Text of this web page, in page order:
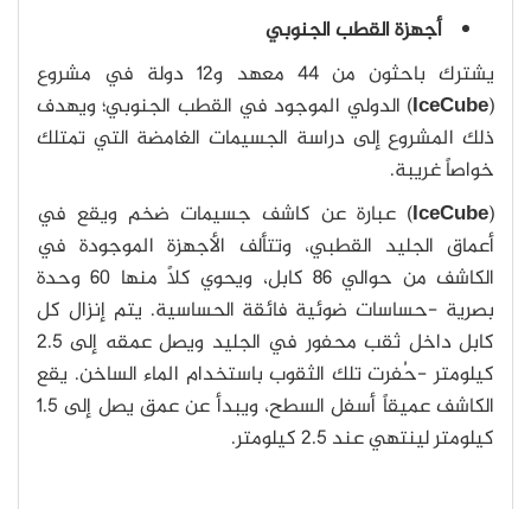
أجهزة القطب الجنوبي
يشترك باحثون من 44 معهد و12 دولة في مشروع
(
IceCube) الدولي الموجود في القطب الجنوبي؛ ويهدف
ذلك المشروع إلى دراسة الجسيمات الغامضة التي تمتلك
خواصاً غريبة.
(
IceCube) عبارة عن كاشف جسيمات ضخم ويقع في
أعماق الجليد القطبي، وتتألف الأجهزة الموجودة في
الكاشف من حوالي 86 كابل، ويحوي كلاً منها 60 وحدة
بصرية -حساسات ضوئية فائقة الحساسية. يتم إنزال كل
كابل داخل ثقب محفور في الجليد ويصل عمقه إلى 2.5
كيلومتر -حُفرت تلك الثقوب باستخدام الماء الساخن. يقع
الكاشف عميقاً أسفل السطح، ويبدأ عن عمق يصل إلى 1.5
كيلومتر لينتهي عند 2.5 كيلومتر.